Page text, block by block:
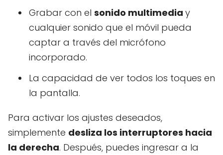
Grabar con el sonido multimedia y
cualquier sonido que el móvil pueda
captar a través del micrófono
incorporado.
La capacidad de ver todos los toques en
la pantalla.
Para activar los ajustes deseados,
simplemente desliza los interruptores hacia
la derecha. Después, puedes ingresar a la